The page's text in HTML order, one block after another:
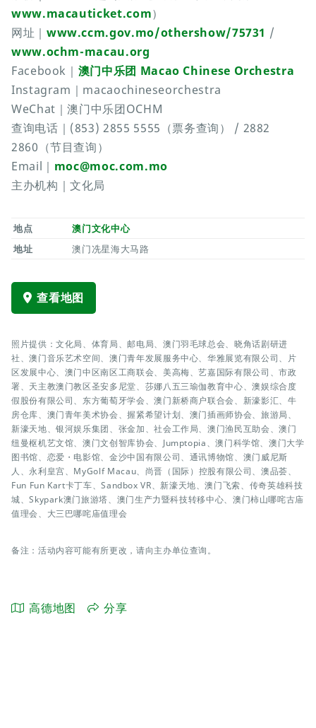
www.macauticket.com）
网址｜ www.ccm.gov.mo/othershow/75731 /
www.ochm-macau.org
Facebook｜ 澳门中乐团 Macao Chinese Orchestra
Instagram｜macaochineseorchestra
WeChat｜澳门中乐团OCHM
查询电话｜(853) 2855 5555（票务查询） / 2882
2860（节目查询）
Email｜ moc@moc.com.mo
主办机构｜文化局
地点
澳门文化中心
地址
澳门冼星海大马路
查看地图
照片提供：文化局、体育局、邮电局、澳门羽毛球总会、晓角话剧研进
社、澳门音乐艺术空间、澳门青年发展服务中心、华雅展览有限公司、片
区发展中心、澳门中区南区工商联会、美高梅、艺嘉国际有限公司、市政
署、天主教澳门教区圣安多尼堂、莎娜八五三瑜伽教育中心、澳娱综合度
假股份有限公司、东方葡萄牙学会、澳门新桥商户联合会、新濠影汇、牛
房仓库、澳门青年美术协会、握紧希望计划、澳门插画师协会、旅游局、
新濠天地、银河娱乐集团、张金加、社会工作局、澳门渔民互助会、澳门
纽曼枢机艺文馆、澳门文创智库协会、Jumptopia、澳门科学馆、澳门大学
图书馆、恋爱・电影馆、金沙中国有限公司、通讯博物馆、澳门威尼斯
人、永利皇宫、MyGolf Macau、尚晋（国际）控股有限公司、澳品荟、
Fun Fun Kart卡丁车、Sandbox VR、新濠天地、澳门飞索、传奇英雄科技
城、Skypark澳门旅游塔、澳门生产力暨科技转移中心、澳门柿山哪咤古庙
值理会、大三巴哪咤庙值理会
备注：活动内容可能有所更改，请向主办单位查询。
高德地图 分享